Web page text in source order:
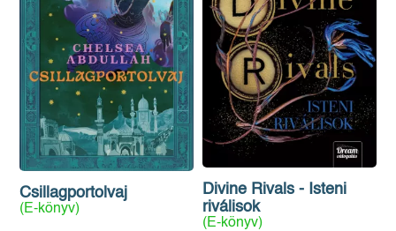
Csillagportolvaj
(E-könyv)
Divine Rivals - Isteni
riválisok
(E-könyv)